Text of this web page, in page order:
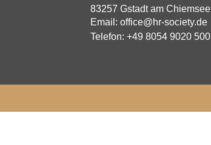
83257 Gstadt am Chiemsee
Email: office@hr-society.de
Telefon: +49 8054 9020 500